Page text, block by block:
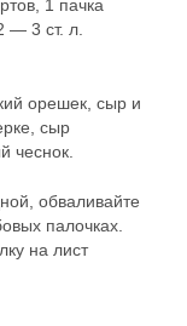
1 пачка
— 3 ст. л.
орешек, сыр и
сыр
чеснок.
обваливайте
палочках.
на лист